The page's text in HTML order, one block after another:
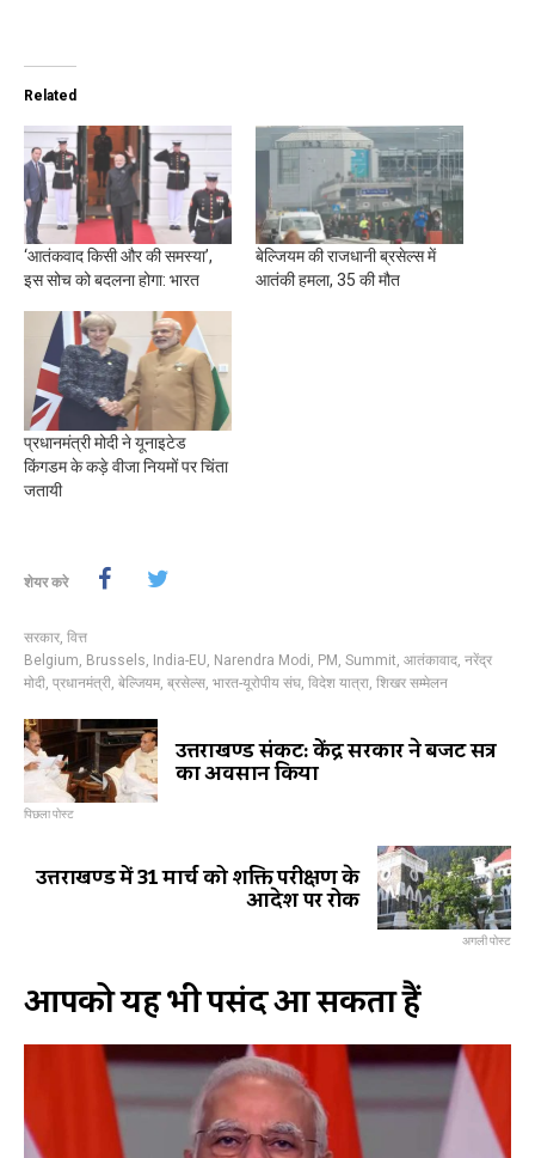
Related
‘आतंकवाद किसी और की समस्या’,
इस सोच को बदलना होगा: भारत
बेल्जियम की राजधानी ब्रसेल्स में
आतंकी हमला, 35 की मौत
प्रधानमंत्री मोदी ने यूनाइटेड
किंगडम के कड़े वीजा नियमों पर चिंता
जतायी
शेयर करे
सरकार, वित्त
Belgium, Brussels, India-EU, Narendra Modi, PM, Summit, आतंकावाद, नरेंद्र
मोदी, प्रधानमंत्री, बेल्जियम, ब्रसेल्स, भारत-यूरोपीय संघ, विदेश यात्रा, शिखर सम्मेलन
उत्तराखण्ड संकट: केंद्र सरकार ने बजट सत्र
का अवसान किया
पिछला पोस्ट
उत्तराखण्ड में 31 मार्च को शक्ति परीक्षण के
आदेश पर रोक
अगली पोस्ट
आपको यह भी पसंद आ सकता हैं